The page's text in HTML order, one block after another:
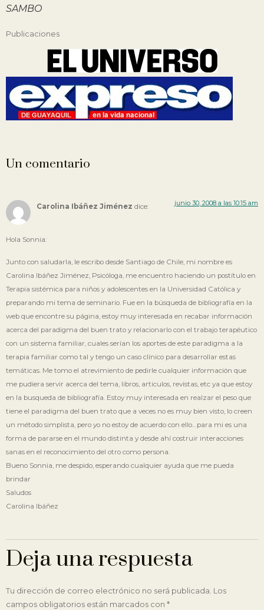
SAMBO
Publicaciones
Un comentario
Carolina Ibáñez Jiménez dice: junio 30, 2008 a las 10:15 am
Hola Sonnia:
Junto con saludarla, le escribo desde Santiago de Chile, mi nombre es
Carolina Ibáñez Jiménez, Psicóloga, me encuentro haciendo un postí­tulo en
Terapia sistémica para niños y adolescentes en la Universidad Católica y
preparando mi tema de seminario. Fue en la búsqueda de bibliografí­a en la
web que encontre su página, estoy muy interesada en recabar información
acerca del paradigma del buen trato y relacionarlo con el trabajo terapéutico
con un sistema familiar, cuales serí­an los aportes de este paradigma a la
terapia familiar como tal y tengo un caso clí­nico para desarrollar estas
temáticas. Me tomo el atrevimiento de pedirle cualquier información que
me pudiera servir acerca del tema, libros, articulos, revistas, etc ya que estoy
en la busqueda de bibliografí­a. Estoy muy interesada en realzar el peso que
tiene el paradigma del buen trato que a veces no es muy bien visto, lo creen
un método simplista, pero yo no estoy de acuerdo con ello…para mi es una
forma de pararse en el mundo distinta y desde ahí­ costruir interacciones
sanas en el reconocimiento del otro como persona.
Bueno Sonnia, me despido, esperando cualquier ayuda que me pueda
brindar
Saludos
Carolina Ibáñez
Deja una respuesta
Tu dirección de correo electrónico no será publicada. Los
campos obligatorios están marcados con *